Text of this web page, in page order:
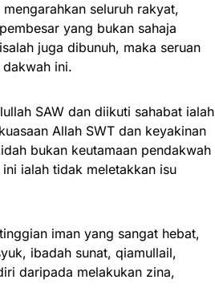
seluruh rakyat,
yang bukan sahaja
juga dibunuh, maka seruan
ini.
SAW dan diikuti sahabat ialah
Allah SWT dan keyakinan
bukan keutamaan pendakwah
ialah tidak meletakkan isu
iman yang sangat hebat,
ibadah sunat, qiamullail,
daripada melakukan zina,